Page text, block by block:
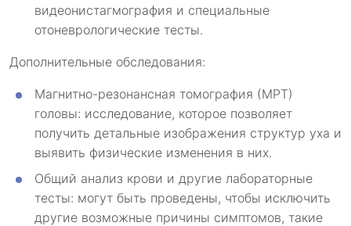
видеонистагмография и специальные
отоневрологические тесты.
Дополнительные обследования:
Магнитно-резонансная томография (МРТ)
головы: исследование, которое позволяет
получить детальные изображения структур уха и
выявить физические изменения в них.
Общий анализ крови и другие лабораторные
тесты: могут быть проведены, чтобы исключить
другие возможные причины симптомов, такие